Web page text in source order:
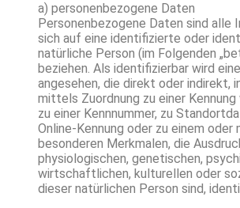
a) personenbezogene Daten
Personenbezogene Daten sind alle
sich auf eine identifizierte oder
natürliche Person (im Folgenden
beziehen. Als identifizierbar wird
angesehen, die direkt oder indirekt,
mittels Zuordnung zu einer Kennung
zu einer Kennnummer, zu
Online-Kennung oder zu einem oder
besonderen Merkmalen, die
physiologischen, genetischen,
wirtschaftlichen, kulturellen oder
dieser natürlichen Person sind,